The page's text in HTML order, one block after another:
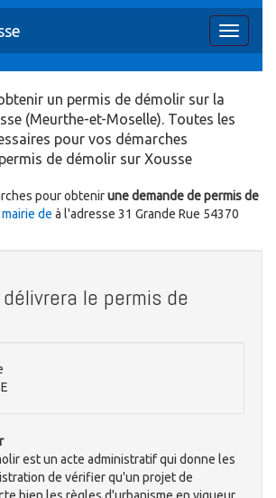
Toggle
un permis de démolir sur la
(Meurthe-et-Moselle). Toutes les
pour vos démarches
de démolir sur Xousse
pour obtenirune demande de permis de
mairie de à l'adresse 31 Grande Rue 54370
le permis de
est un acte administratif qui donne les
de vérifier qu'un projet de